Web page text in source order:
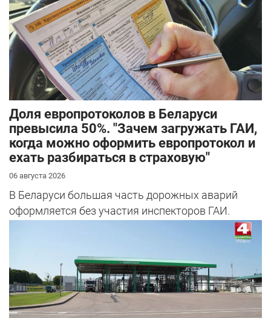
Доля европротоколов в Беларуси
превысила 50%. "Зачем загружать ГАИ,
когда можно оформить европротокол и
ехать разбираться в страховую"
06 августа 2026
В Беларуси большая часть дорожных аварий
оформляется без участия инспекторов ГАИ.